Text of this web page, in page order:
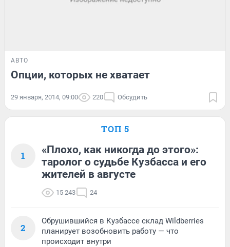
АВТО
Опции, которых не хватает
29 января, 2014, 09:00 220 Обсудить
ТОП 5
1
«Плохо, как никогда до этого»:
таролог о судьбе Кузбасса и его
жителей в августе
15 243 24
2
Обрушившийся в Кузбассе склад Wildberries
планирует возобновить работу — что
происходит внутри